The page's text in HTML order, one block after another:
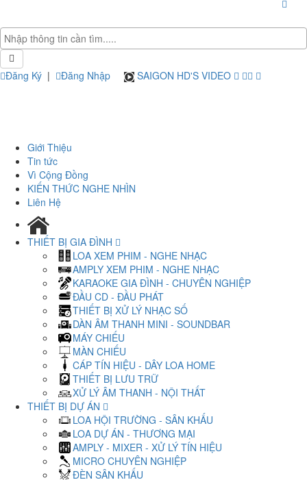
Đăng Ký | Đăng Nhập SAIGON HD'S VIDEO
Giới Thiệu
Tin tức
Vì Cộng Đồng
KIẾN THỨC NGHE NHÌN
Liên Hệ
THIẾT BỊ GIA ĐÌNH
LOA XEM PHIM - NGHE NHẠC
AMPLY XEM PHIM - NGHE NHẠC
KARAOKE GIA ĐÌNH - CHUYÊN NGHIỆP
ĐẦU CD - ĐẦU PHÁT
THIẾT BỊ XỬ LÝ NHẠC SỐ
DÀN ÂM THANH MINI - SOUNDBAR
MÁY CHIẾU
MÀN CHIẾU
CÁP TÍN HIỆU - DÂY LOA HOME
THIẾT BỊ LƯU TRỮ
XỬ LÝ ÂM THANH - NỘI THẤT
THIẾT BỊ DỰ ÁN
LOA HỘI TRƯỜNG - SÂN KHẤU
LOA DỰ ÁN - THƯƠNG MẠI
AMPLY - MIXER - XỬ LÝ TÍN HIỆU
MICRO CHUYÊN NGHIỆP
ĐÈN SÂN KHẤU